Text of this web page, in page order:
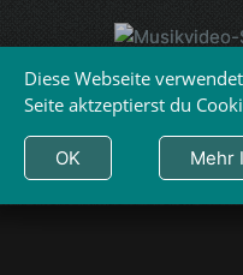
Zurück
Diese Webseite
Seite aktzeptierst du
OK Mehr